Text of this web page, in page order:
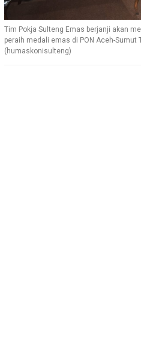
Tim Pokja Sulteng Emas berjanji akan
peraih medali emas di PON Aceh-Sumut
(humaskonisulteng)